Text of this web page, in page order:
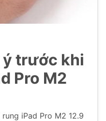
trước khi
Pro M2
iPad Pro M2 12.9